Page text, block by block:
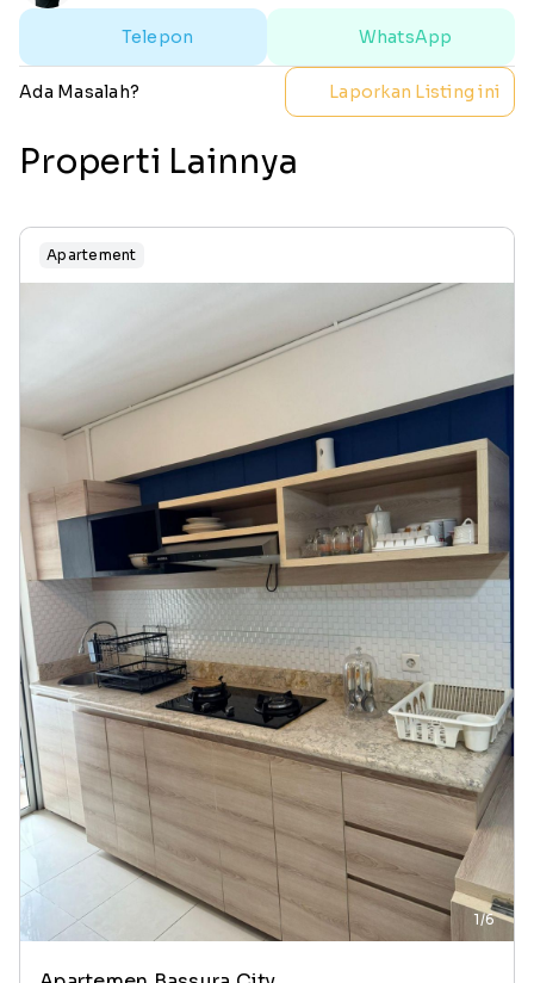
Telepon WhatsApp
Ada Masalah? Laporkan Listing ini
Properti Lainnya
Apartement
1/6